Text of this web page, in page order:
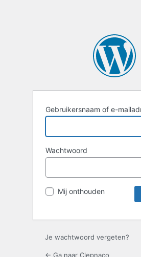
Gebruikersnaam of e-
Wachtwoord
Mij onthouden
Je wachtwoord vergeten?
← Ga naar Clepnaco